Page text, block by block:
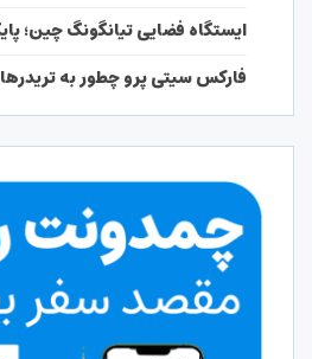
ایستگاه فضایی تیانگونگ چین؛
فارکس سیتی پرو چطور به